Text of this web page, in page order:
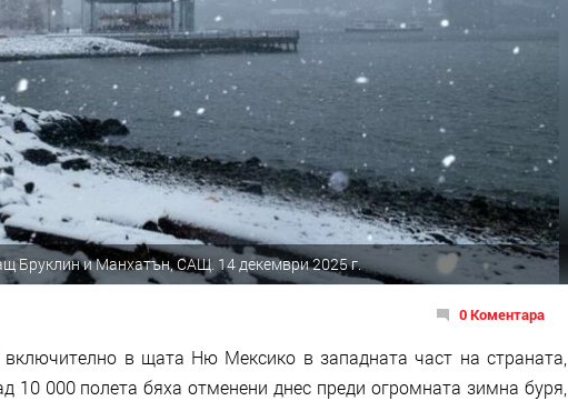
Бруклин и Манхатън, САЩ. 14 декември 2025 г.
0 Коментара
в щата Ню Мексико в западната част на страната,
10 000 полета бяха отменени днес преди огромната зимна буря,